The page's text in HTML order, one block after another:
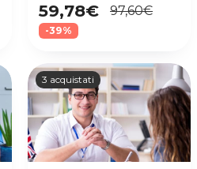
59,78€ 97,60€
-39%
3 acquistati